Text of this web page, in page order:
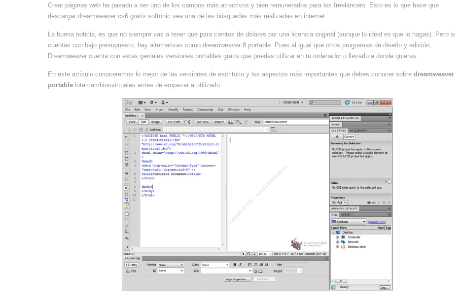
Crear páginas web ha pasado a ser uno de los campos más atractivos y bien remunerados para los freelancers. Esto es lo que hace que
descargar dreamweaver cs6 gratis softonic sea una de las búsquedas más realizadas en internet.
La buena noticia, es que no siempre vas a tener que para cientos de dólares por una licencia original (aunque lo ideal es que lo hagas). Pero si
cuentas con bajo presupuesto, hay alternativas como dreamweaver 8 portable. Pues al igual que otros programas de diseño y edición,
Dreamweaver cuenta con estas geniales versiones portables gratis que puedes utilizar en tu ordenador o llevarlo a donde quieras.
En este artículo conoceremos lo mejor de las versiones de escritorio y los aspectos más importantes que debes conocer sobre dreamweaver
portable intercambiosvirtuales antes de empezar a utilizarlo.